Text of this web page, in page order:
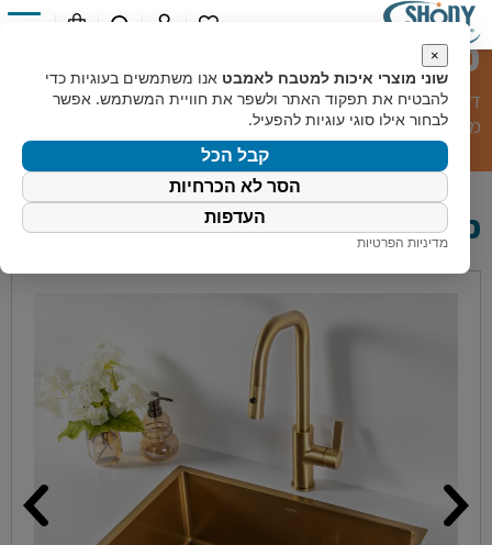
כיור מטבח וניל
דף הבית»קטלוג מוצרים»מוצרי מטבח»כיורי מטבח»כיור
מטבח וניל
כיור מטבח וניל
×
שוני מוצרי איכות למטבח לאמבט אנו משתמשים בעוגיות כדי
להבטיח את תפקוד האתר ולשפר את חוויית המשתמש. אפשר
לבחור אילו סוגי עוגיות להפעיל.
קבל הכל
הסר לא הכרחיות
העדפות
מדיניות הפרטיות